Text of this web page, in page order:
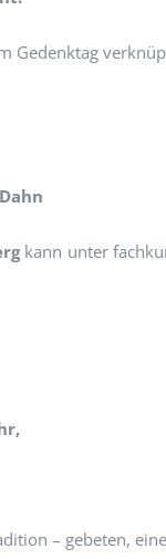
Gedenktag
kann unter
– gebeten,